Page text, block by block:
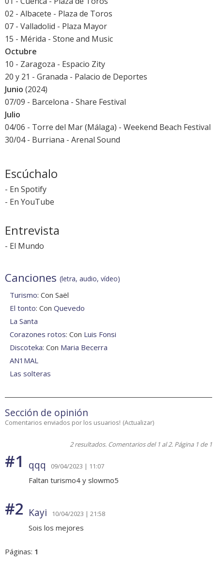
02 - Albacete - Plaza de Toros
07 - Valladolid - Plaza Mayor
15 - Mérida - Stone and Music
Octubre
10 - Zaragoza - Espacio Zity
20 y 21 - Granada - Palacio de Deportes
Junio (2024)
07/09 - Barcelona - Share Festival
Julio
04/06 - Torre del Mar (Málaga) - Weekend Beach Festival
30/04 - Burriana - Arenal Sound
Escúchalo
- En Spotify
- En YouTube
Entrevista
- El Mundo
Canciones (letra, audio, vídeo)
Turismo: Con Saël
El tonto: Con Quevedo
La Santa
Corazones rotos: Con Luis Fonsi
Discoteka: Con Maria Becerra
AN1MAL
Las solteras
Sección de opinión
Comentarios enviados por los usuarios! (Actualizar)
2 resultados. Comentarios del 1 al 2. Página 1 de 1
#1 qqq 09/04/2023 | 11:07
Faltan turismo4 y slowmo5
#2 Kayi 10/04/2023 | 21:58
Sois los mejores
Páginas: 1